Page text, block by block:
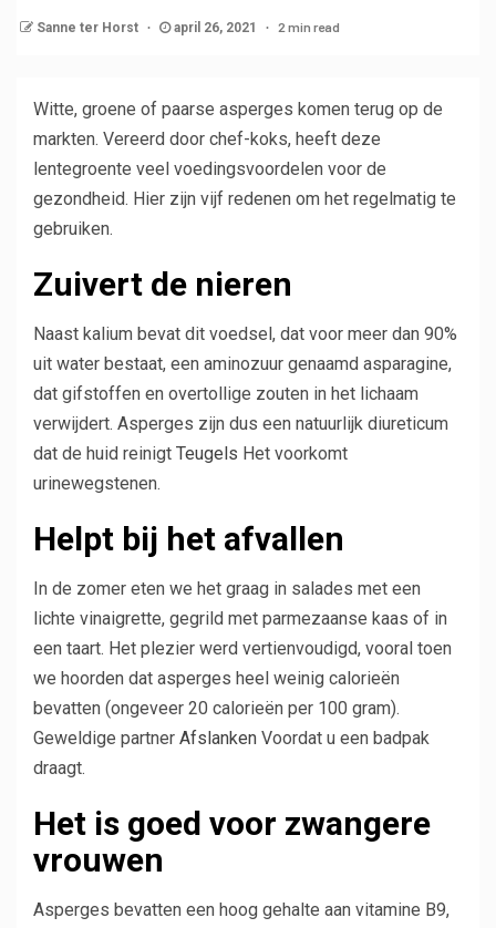
Sanne ter Horst april 26, 2021 2 min read
Witte, groene of paarse asperges komen terug op de
markten. Vereerd door chef-koks, heeft deze
lentegroente veel voedingsvoordelen voor de
gezondheid. Hier zijn vijf redenen om het regelmatig te
gebruiken.
Zuivert de nieren
Naast kalium bevat dit voedsel, dat voor meer dan 90%
uit water bestaat, een aminozuur genaamd asparagine,
dat gifstoffen en overtollige zouten in het lichaam
verwijdert. Asperges zijn dus een natuurlijk diureticum
dat de huid reinigt Teugels Het voorkomt
urinewegstenen.
Helpt bij het afvallen
In de zomer eten we het graag in salades met een
lichte vinaigrette, gegrild met parmezaanse kaas of in
een taart. Het plezier werd vertienvoudigd, vooral toen
we hoorden dat asperges heel weinig calorieën
bevatten (ongeveer 20 calorieën per 100 gram).
Geweldige partner Afslanken Voordat u een badpak
draagt.
Het is goed voor zwangere
vrouwen
Asperges bevatten een hoog gehalte aan vitamine B9,